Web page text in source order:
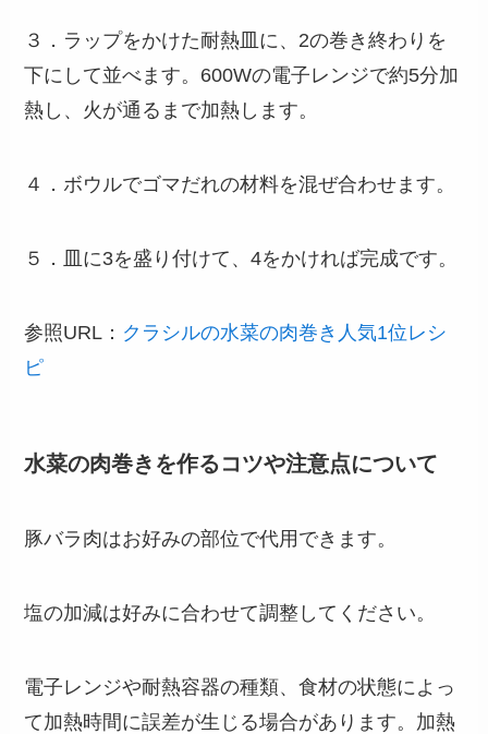
３．ラップをかけた耐熱皿に、2の巻き終わりを
下にして並べます。600Wの電子レンジで約5分加
熱し、火が通るまで加熱します。
４．ボウルでゴマだれの材料を混ぜ合わせます。
５．皿に3を盛り付けて、4をかければ完成です。
参照URL： クラシルの水菜の肉巻き人気1位レシ
ピ
水菜の肉巻きを作るコツや注意点について
豚バラ肉はお好みの部位で代用できます。
塩の加減は好みに合わせて調整してください。
電子レンジや耐熱容器の種類、食材の状態によっ
て加熱時間に誤差が生じる場合があります。加熱